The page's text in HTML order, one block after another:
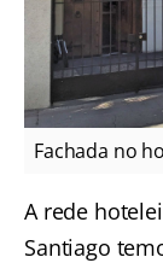
Fachada no
A rede
Santiago